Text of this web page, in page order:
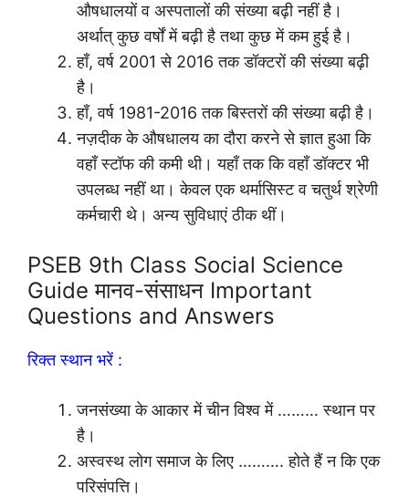
औषधालयों व अस्पतालों की संख्या बढ़ी नहीं है।
अर्थात् कुछ वर्षों में बढ़ी है तथा कुछ में कम हुई है।
हाँ, वर्ष 2001 से 2016 तक डॉक्टरों की संख्या बढ़ी
है।
हाँ, वर्ष 1981-2016 तक बिस्तरों की संख्या बढ़ी है।
नज़दीक के औषधालय का दौरा करने से ज्ञात हुआ कि
वहाँ स्टॉफ की कमी थी। यहाँ तक कि वहाँ डॉक्टर भी
उपलब्ध नहीं था। केवल एक थर्मासिस्ट व चतुर्थ श्रेणी
कर्मचारी थे। अन्य सुविधाएं ठीक थीं।
PSEB 9th Class Social Science
Guide मानव-संसाधन Important
Questions and Answers
रिक्त स्थान भरें :
जनसंख्या के आकार में चीन विश्व में ……… स्थान पर
है।
अस्वस्थ लोग समाज के लिए ………. होते हैं न कि एक
परिसंपत्ति।